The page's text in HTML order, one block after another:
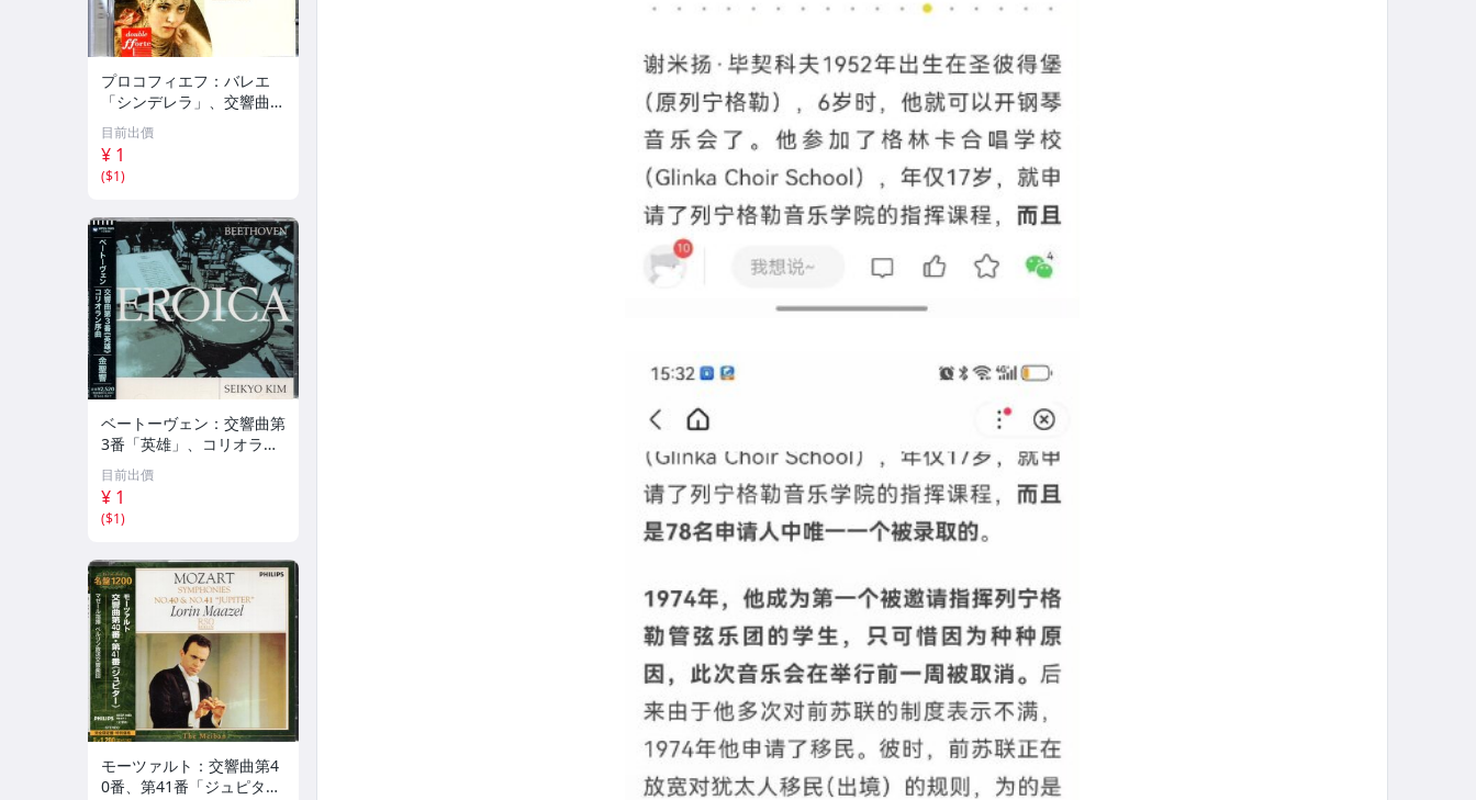
プロコフィエフ：バレエ
「シンデレラ」、交響曲第
1番「古典」 アンドレ・
プレヴィン EMI 70
目前出價
¥ 1
($1)
ベートーヴェン：交響曲第
3番「英雄」、コリオラン
序曲 金聖響 WARNER CL
ASSICS 224
目前出價
¥ 1
($1)
モーツァルト：交響曲第4
0番、第41番「ジュピタ